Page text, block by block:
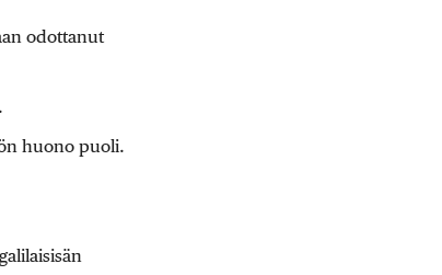
odottanut
huono puoli.